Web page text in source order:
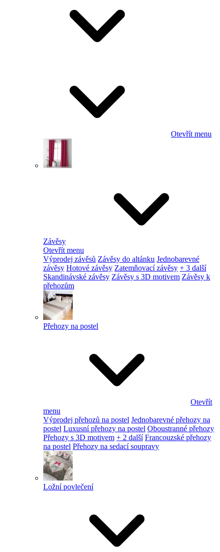
Otevřít menu
Závěsy
Otevřít menu
Výprodej závěsů Závěsy do altánku Jednobarevné
závěsy Hotové závěsy Zatemňovací závěsy + 3 další
Skandinávské závěsy Závěsy s 3D motivem Závěsy k
přehozům
Přehozy na postel
Otevřít
menu
Výprodej přehozů na postel Jednobarevné přehozy na
postel Luxusní přehozy na postel Oboustranné přehozy
Přehozy s 3D motivem + 2 další Francouzské přehozy
na postel Přehozy na sedací soupravy
Ložní povlečení